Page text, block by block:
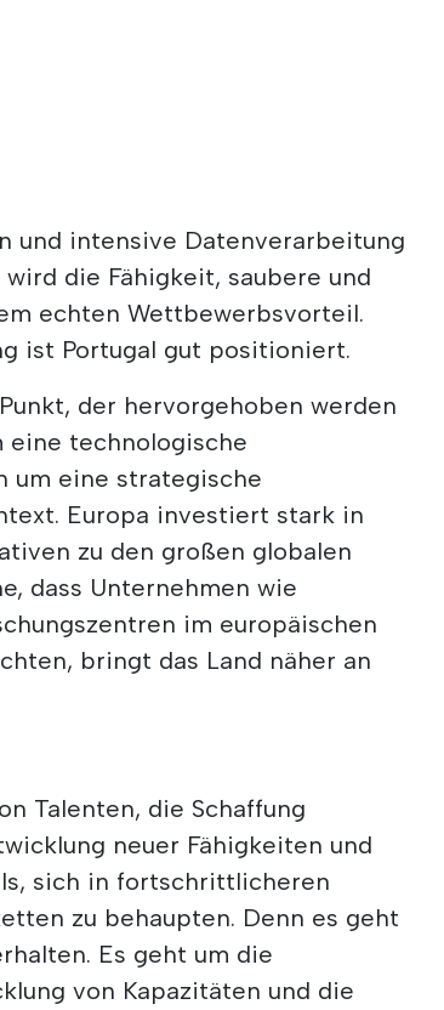
und intensive Datenverarbeitung
die Fähigkeit, saubere und
echten Wettbewerbsvorteil.
ist Portugal gut positioniert.
der hervorgehoben werden
eine technologische
um eine strategische
Europa investiert stark in
zu den großen globalen
dass Unternehmen wie
im europäischen
bringt das Land näher an
Talenten, die Schaffung
neuer Fähigkeiten und
sich in fortschrittlicheren
zu behaupten. Denn es geht
Es geht um die
von Kapazitäten und die